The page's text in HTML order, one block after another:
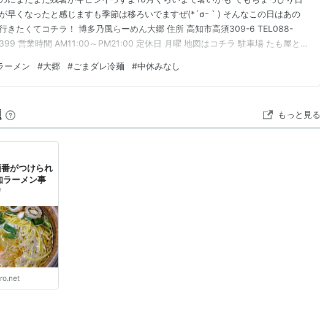
早くなったと感じますも季節は移ろいでますぜ(*´σｰ｀) そんなこの日はあの
きたくてコチラ！ 博多乃風らーめん大郷 住所 高知市高須309-6 TEL088-
営業時間 AM11:00～PM21:00 定休日 月曜 地図はコチラ 駐車場 たも屋と
れ 先にお買い物に回ってたんでめちゃハラヘリでしたの岡﨑さんと奥さまが
ーメン #大郷 #ごまダレ冷麺 #中休みなし
もっと見る
がつけられ
ラーメン事